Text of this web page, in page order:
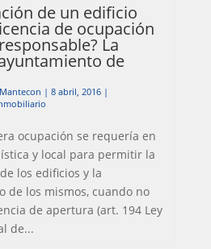
de un edificio
de ocupación
La
de
| 8 abril, 2016|
ocupación se requería en
y local para permitir la
los edificios y la
de los mismos, cuando no
de apertura (art. 194 Ley
de...